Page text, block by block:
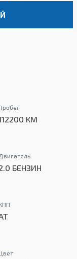
КМ
Двигатель
БЕНЗИН